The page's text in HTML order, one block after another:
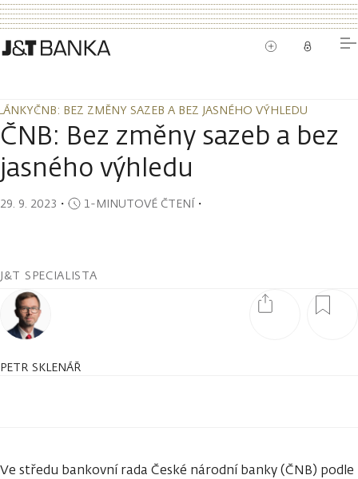
ČNB: BEZ ZMĚNY SAZEB A BEZ JASNÉHO VÝHLEDU
ČNB: BEZ ZMĚNY SAZEB A BEZ JASNÉHO VÝHLEDU
ČNB: Bez změny sazeb a bez
jasného výhledu
29. 9. 2023 ・ 1-MINUTOVÉ ČTENÍ・
J&T SPECIALISTA
PETR SKLENÁŘ
Ve středu bankovní rada České národní banky (ČNB) podle